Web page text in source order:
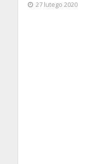
27 lutego 2020